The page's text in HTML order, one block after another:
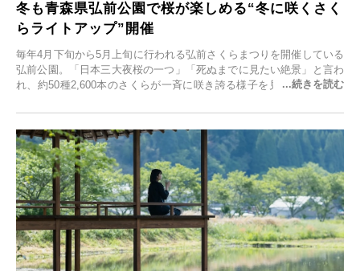
冬も青森県弘前公園で桜が楽しめる“冬に咲くさく
らライトアップ”開催
毎年4月下旬から5月上旬に行われる弘前さくらまつりを開催している
弘前公園。「日本三大夜桜の一つ」「死ぬまでに見たい絶景」と言わ
れ、約50種2,600本のさくらが一斉に咲き誇る様子を見に、世界中か
日(月)～2026年2月28日(土)の期間、「冬に咲くさくらライトアップ」
を開催します。